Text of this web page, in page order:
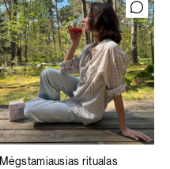
Mėgstamiausias ritualas